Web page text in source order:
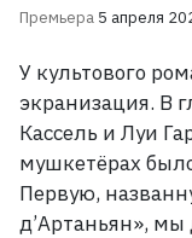
Премьера 5 апреля
У культового
экранизация. В
Кассель и Луи
мушкетёрах
Первую,
д’Артаньян»,